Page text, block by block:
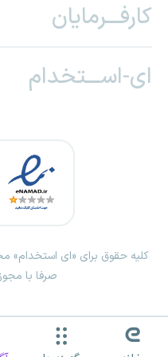
کارفـــرمایان
ای-اســـتخدام
کلیه حقوق برای «ای استخدام»
صرفا با